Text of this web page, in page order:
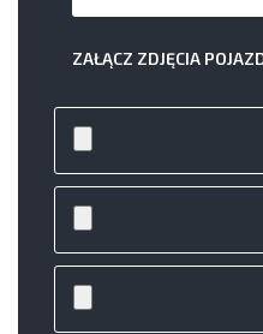
ZAŁĄCZ ZDJĘCIA